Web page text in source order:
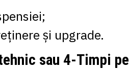
și upgrade.
sau 4-Timpi